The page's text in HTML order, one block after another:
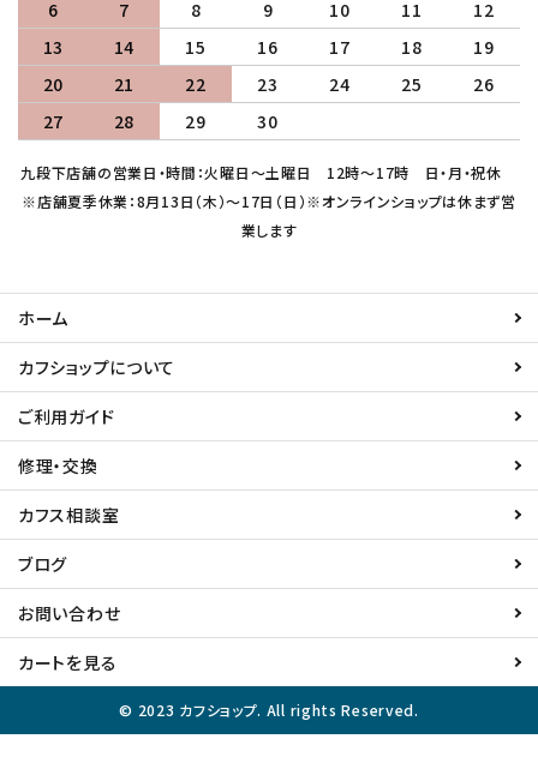
6
7 8 9 10 11
12
13
14 15 16 17 18
19
20
21 22 23 24 25
26
27
28 29 30
九段下店舗の営業日・時間：火曜日～土曜日 12時～17時 日・月・祝休
※店舗夏季休業：8月13日（木）～17日（日）※オンラインショップは休まず営
業します
ホーム
カフショップについて
ご利用ガイド
修理・交換
カフス相談室
ブログ
お問い合わせ
カートを見る
© 2023 カフショップ. All rights Reserved.